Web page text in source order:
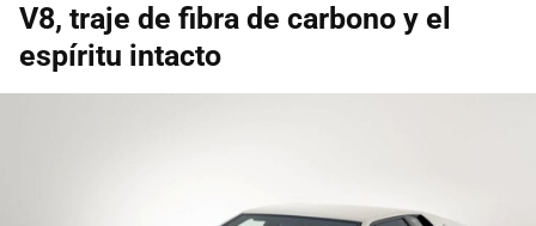
V8, traje de fibra de carbono y el
espíritu intacto